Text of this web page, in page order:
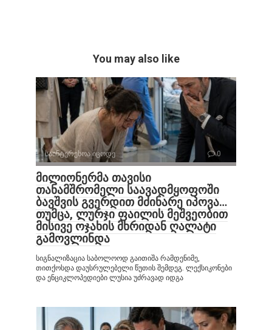
You may also like
საინტერესოა იცოდე 0
მილიონერმა თავისი
თანამშრომელი საავადმყოფოში
ბავშვის გვერდით მძინარე იპოვა…
თუმცა, ლურჯი ფაილის მეშვეობით
მისივე ოჯახის მხრიდან ღალატი
გამოვლინდა
სიგნალიზაცია საბოლოოდ გაითიშა რამდენიმე,
თითქოსდა დაუსრულებელი წუთის შემდეგ. ლექსიკონები
და ენციკლოპედიები ლუსია უძრავად იდგა